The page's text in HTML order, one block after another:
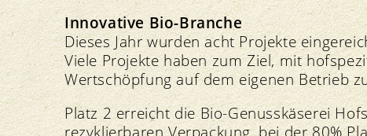
Innovative Bio-Branche
Dieses Jahr wurden acht Projekte
Viele Projekte haben zum Ziel, mit
Wertschöpfung auf dem eigenen Betrieb
Platz 2 erreicht die Bio-Genusskäserei